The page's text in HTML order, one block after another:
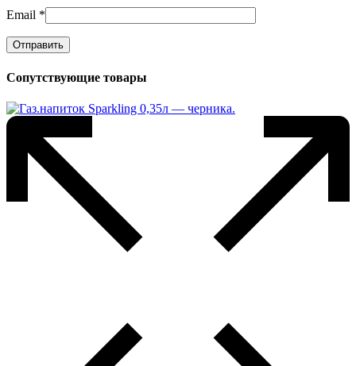
Email *
Сопутствующие товары